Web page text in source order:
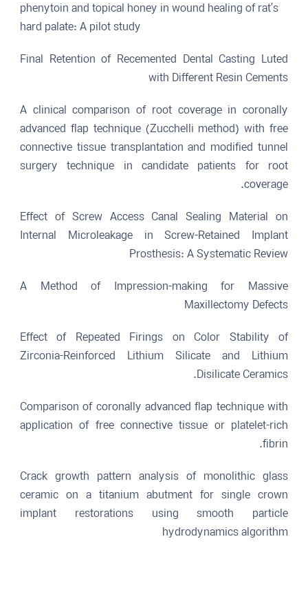
phenytoin and topical honey in wound healing of rat’s
hard palate: A pilot study
Final Retention of Recemented Dental Casting Luted
with Different Resin Cements
A clinical comparison of root coverage in coronally
advanced flap technique (Zucchelli method) with free
connective tissue transplantation and modified tunnel
surgery technique in candidate patients for root
coverage.
Effect of Screw Access Canal Sealing Material on
Internal Microleakage in Screw-Retained Implant
Prosthesis: A Systematic Review
A Method of Impression-making for Massive
Maxillectomy Defects
Effect of Repeated Firings on Color Stability of
Zirconia-Reinforced Lithium Silicate and Lithium
Disilicate Ceramics.
Comparison of coronally advanced flap technique with
application of free connective tissue or platelet-rich
fibrin.
Crack growth pattern analysis of monolithic glass
ceramic on a titanium abutment for single crown
implant restorations using smooth particle
hydrodynamics algorithm